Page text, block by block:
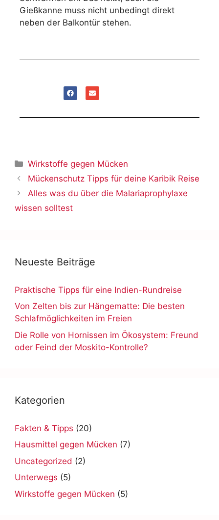
Gießkanne muss nicht unbedingt direkt
neben der Balkontür stehen.
Wirkstoffe gegen Mücken
Mückenschutz Tipps für deine Karibik Reise
Alles was du über die Malariaprophylaxe
wissen solltest
Neueste Beiträge
Praktische Tipps für eine Indien-Rundreise
Von Zelten bis zur Hängematte: Die besten
Schlafmöglichkeiten im Freien
Die Rolle von Hornissen im Ökosystem: Freund
oder Feind der Moskito-Kontrolle?
Kategorien
Fakten & Tipps (20)
Hausmittel gegen Mücken (7)
Uncategorized (2)
Unterwegs (5)
Wirkstoffe gegen Mücken (5)